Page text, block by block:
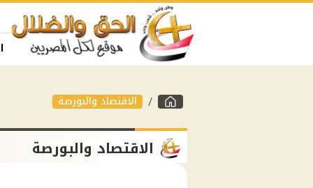
الاقتصاد والبورصة
الاقتصاد والبورصة